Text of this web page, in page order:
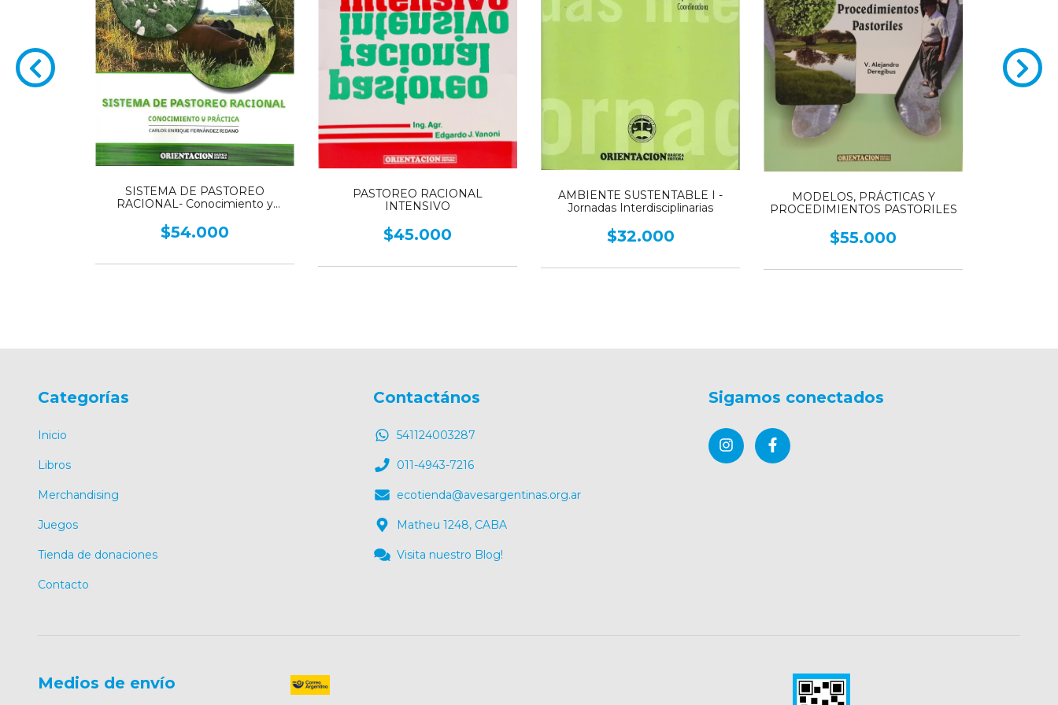
SISTEMA DE PASTOREO
RACIONAL- Conocimiento y
$54.000
PASTOREO RACIONAL
INTENSIVO
$45.000
AMBIENTE SUSTENTABLE I -
Jornadas Interdisciplinarias
$32.000
MODELOS, PRÁCTICAS Y
PROCEDIMIENTOS PASTORILES
$55.000
Categorías
Inicio
Libros
Merchandising
Juegos
Tienda de donaciones
Contacto
Contactános
541124003287
011-4943-7216
ecotienda@avesargentinas.org.ar
Matheu 1248, CABA
Visita nuestro Blog!
Sigamos conectados
Medios de envío